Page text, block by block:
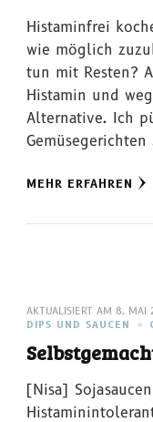
Histaminfrei
wie möglich
tun mit Resten?
Histamin und
Alternative. Ich
Gemüsegerichten
MEHR ERFAHREN
AKTUALISIERT AM 8. MAI
DIPS UND SAUCEN
[Nisa]